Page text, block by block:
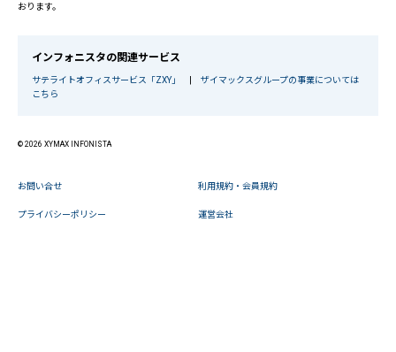
おります。
インフォニスタの関連サービス
サテライトオフィスサービス「ZXY」
ザイマックスグループの事業については
こちら
© 2026 XYMAX INFONISTA
お問い合せ 利用規約・会員規約
プライバシーポリシー 運営会社